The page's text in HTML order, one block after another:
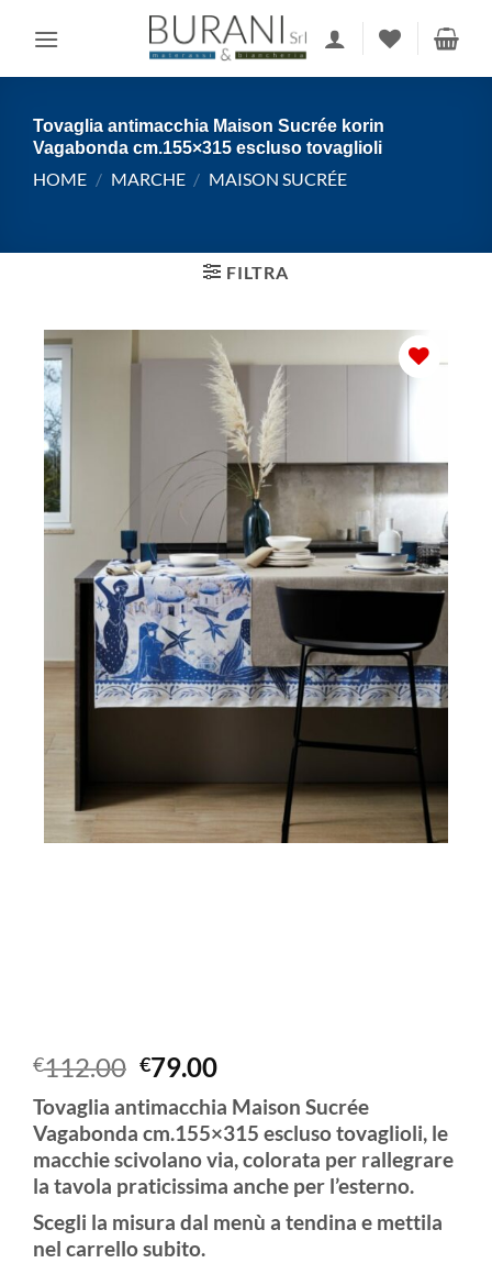
Tovaglia antimacchia Maison Sucrée korin
Vagabonda cm.155×315 escluso tovaglioli
HOME / MARCHE / MAISON SUCRÉE
FILTRA
€112.00 Il
prezzo
originale
era:
€112.00.
€79.00Il
prezzo
attuale
è:
€79.00.
Tovaglia antimacchia Maison Sucrée
Vagabonda cm.155×315 escluso tovaglioli, le
macchie scivolano via, colorata per rallegrare
la tavola praticissima anche per l’esterno.
Scegli la misura dal menù a tendina e mettila
nel carrello subito.